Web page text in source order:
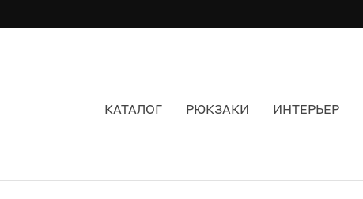
КАТАЛОГ РЮКЗАКИ ИНТЕРЬЕР